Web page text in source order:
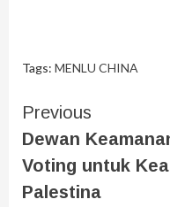
Tags: MENLU CHINA
Previous
Dewan
Voting untuk
Palestina